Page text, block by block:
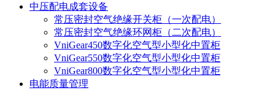
中压配电成套设备
常压密封空气绝缘开关柜（一次配电）
常压密封空气绝缘环网柜（二次配电）
VniGear450数字化空气型小型化中置柜
VniGear550数字化空气型小型化中置柜
VniGear800数字化空气型小型化中置柜
电能质量管理